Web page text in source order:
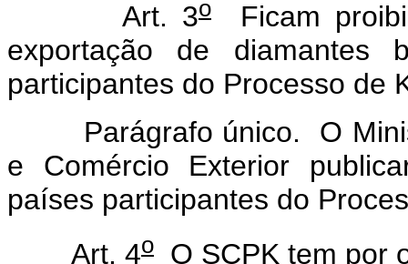
Art. 3o Ficam
exportação de diamantes
participantes do Processo de
Parágrafo único. O
e Comércio Exterior
países participantes do
Art. 4o O SCPK tem por